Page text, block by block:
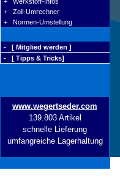
+ Zoll-Umrechner
+ Normen-Umstellung
- [ Mitglied werden ]
- [ Tipps & Tricks]
www.wegertseder.com
139.803 Artikel
schnelle Lieferung
umfangreiche Lagerhaltung